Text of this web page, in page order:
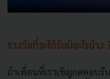
รางวัลที่จะได้รับมีอะไรบ้าง
ถ้าเพื่อนที่เราเชิญกดตอบรั